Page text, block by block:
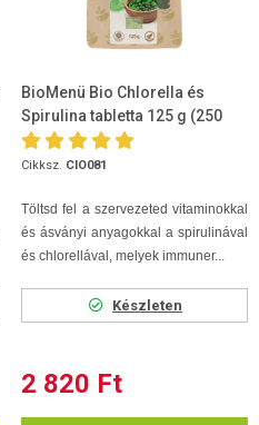
BioMenü Bio Chlorella és
Spirulina tabletta 125 g (250
tabletta)
Cikksz. CIO081
Töltsd fel a szervezeted vitaminokkal
és ásványi anyagokkal a spirulinával
és chlorellával, melyek immuner...
Készleten
2 820 Ft